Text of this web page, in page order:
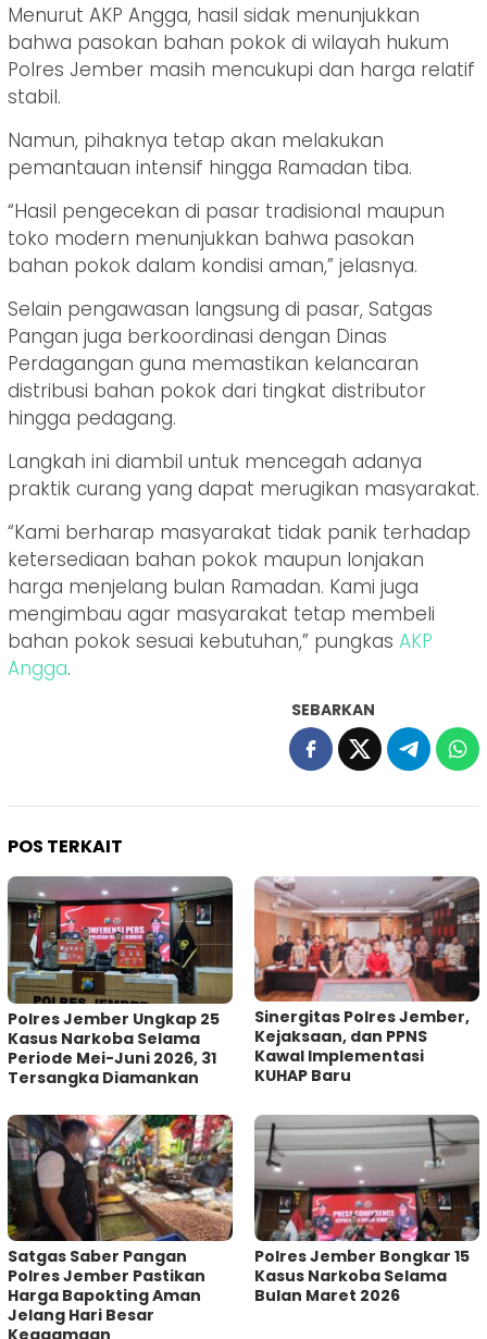
Menurut AKP Angga, hasil sidak menunjukkan
bahwa pasokan bahan pokok di wilayah hukum
Polres Jember masih mencukupi dan harga relatif
stabil.
Namun, pihaknya tetap akan melakukan
pemantauan intensif hingga Ramadan tiba.
“Hasil pengecekan di pasar tradisional maupun
toko modern menunjukkan bahwa pasokan
bahan pokok dalam kondisi aman,” jelasnya.
Selain pengawasan langsung di pasar, Satgas
Pangan juga berkoordinasi dengan Dinas
Perdagangan guna memastikan kelancaran
distribusi bahan pokok dari tingkat distributor
hingga pedagang.
Langkah ini diambil untuk mencegah adanya
praktik curang yang dapat merugikan masyarakat.
“Kami berharap masyarakat tidak panik terhadap
ketersediaan bahan pokok maupun lonjakan
harga menjelang bulan Ramadan. Kami juga
mengimbau agar masyarakat tetap membeli
bahan pokok sesuai kebutuhan,” pungkas AKP
Angga.
SEBARKAN
POS TERKAIT
Polres Jember Ungkap 25
Kasus Narkoba Selama
Periode Mei-Juni 2026, 31
Tersangka Diamankan
Sinergitas Polres Jember,
Kejaksaan, dan PPNS
Kawal Implementasi
KUHAP Baru
Satgas Saber Pangan
Polres Jember Pastikan
Harga Bapokting Aman
Jelang Hari Besar
Keagamaan
Polres Jember Bongkar 15
Kasus Narkoba Selama
Bulan Maret 2026